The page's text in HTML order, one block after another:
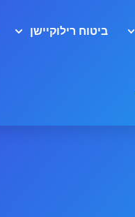
ביטוח רילוקיישן